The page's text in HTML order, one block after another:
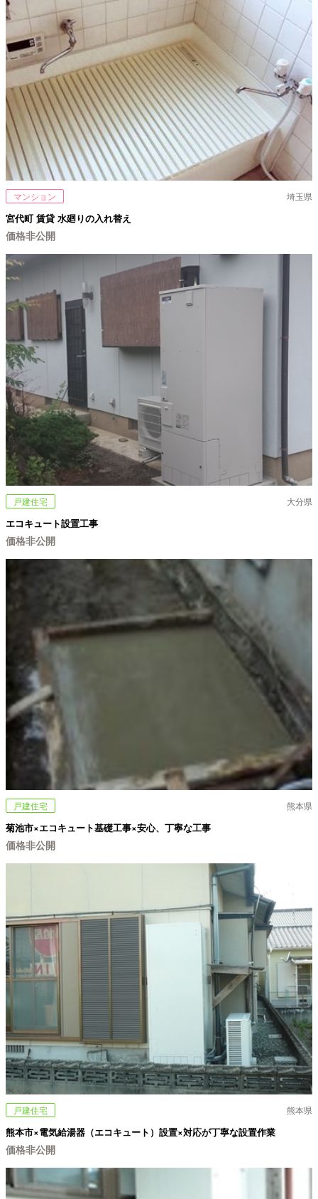
マンション 埼玉県
宮代町 賃貸 水廻りの入れ替え
価格非公開
戸建住宅 大分県
エコキュート設置工事
価格非公開
戸建住宅 熊本県
菊池市×エコキュート基礎工事×安心、丁寧な工事
価格非公開
戸建住宅 熊本県
熊本市×電気給湯器（エコキュート）設置×対応が丁寧な設置作業
価格非公開